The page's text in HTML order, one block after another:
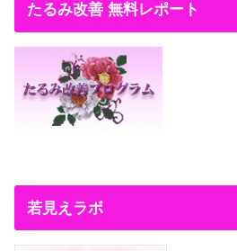
たるみ改善 無料レポート
若見えラボ